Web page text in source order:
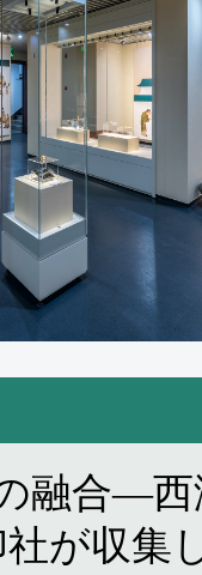
融合—西
が収集